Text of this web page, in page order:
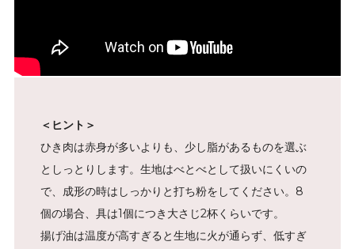
＜ヒント＞
ひき肉は赤身が多いよりも、少し脂があるものを選ぶ
としっとりします。生地はべとべとして扱いにくいの
で、成形の時はしっかりと打ち粉をしてください。8
個の場合、具は1個につき大さじ2杯くらいです。
揚げ油は温度が高すぎると生地に火が通らず、低すぎ